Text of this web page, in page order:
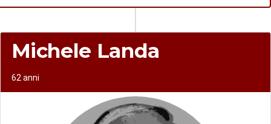
Michele Landa
62 anni